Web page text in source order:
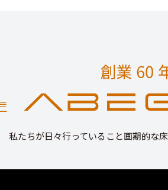
私たちが日々行っていること画期的な